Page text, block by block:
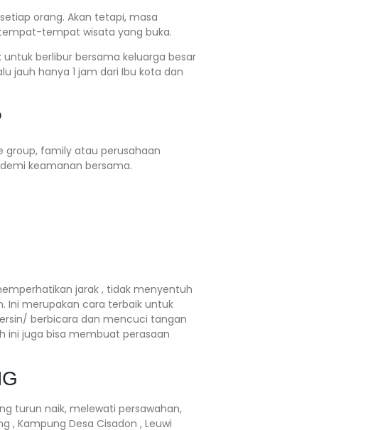
orang. Akan tetapi, masa
tempat wisata yang buka.
berlibur bersama keluarga besar
jauh hanya 1 jam dari Ibu kota dan
group, family atau perusahaan
keamanan bersama.
jarak , tidak menyentuh
Ini merupakan cara terbaik untuk
berbicara dan mencuci tangan
ini juga bisa membuat perasaan
turun naik, melewati persawahan,
, Kampung Desa Cisadon , Leuwi